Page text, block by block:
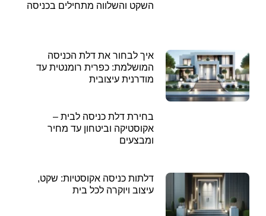
השקט והשלווה מתחילים בכניסה
איך לבחור את דלת הכניסה
המושלמת: כפרית רומנטית עד
מודרנית עיצובית
בחירת דלת כניסה לבית –
אקוסטיקה וביטחון עד מחיר
ומבצעים
דלתות כניסה אקוסטיות: שקט,
עיצוב ויוקרה לכל בית